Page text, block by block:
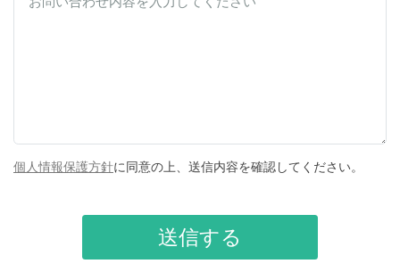
個人情報保護方針に同意の上、送信内容を確認してください。
送信する